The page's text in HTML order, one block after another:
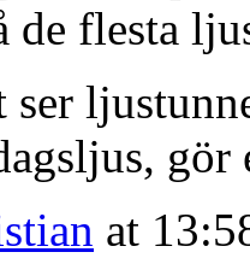
de flesta
at